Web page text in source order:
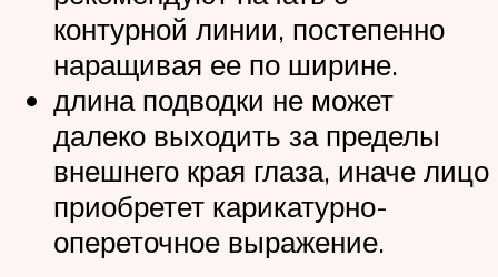
контурной линии, постепенно
наращивая ее по ширине.
длина подводки не может
далеко выходить за пределы
внешнего края глаза, иначе лицо
приобретет карикатурно-
опереточное выражение.